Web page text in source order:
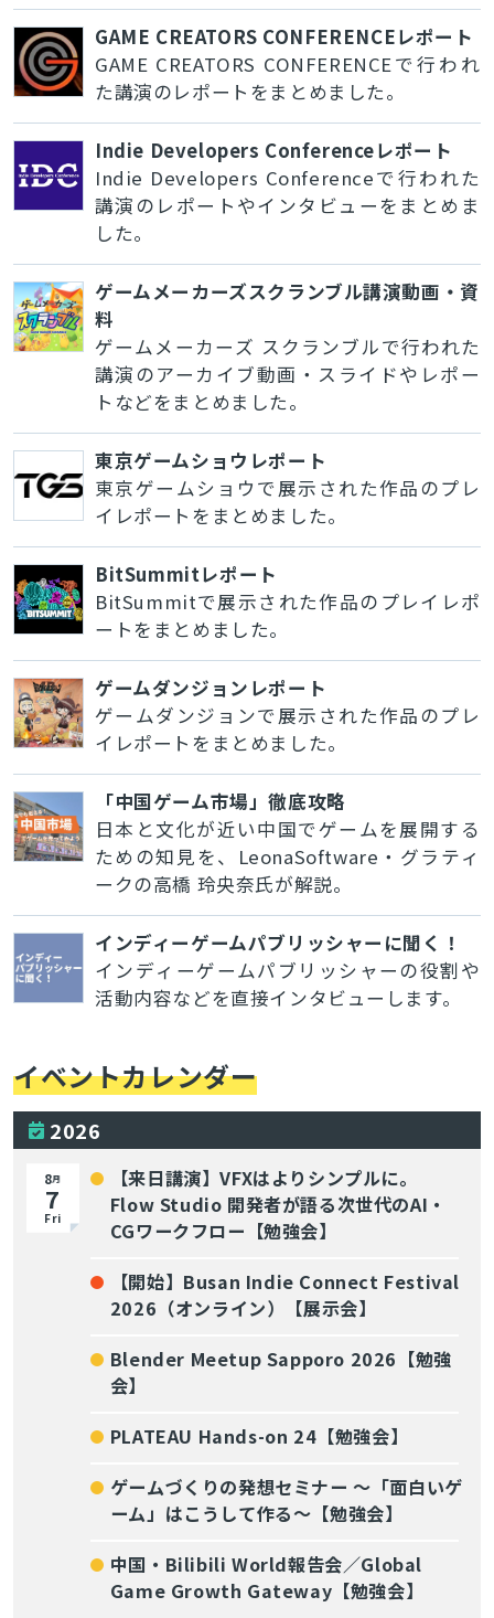
GAME CREATORS CONFERENCEレポート
GAME CREATORS CONFERENCEで行われ
た講演のレポートをまとめました。
Indie Developers Conferenceレポート
Indie Developers Conferenceで行われた
講演のレポートやインタビューをまとめま
した。
ゲームメーカーズスクランブル講演動画・資
料
ゲームメーカーズ スクランブルで行われた
講演のアーカイブ動画・スライドやレポー
トなどをまとめました。
東京ゲームショウレポート
東京ゲームショウで展示された作品のプレ
イレポートをまとめました。
BitSummitレポート
BitSummitで展示された作品のプレイレポ
ートをまとめました。
ゲームダンジョンレポート
ゲームダンジョンで展示された作品のプレ
イレポートをまとめました。
「中国ゲーム市場」徹底攻略
日本と文化が近い中国でゲームを展開する
ための知見を、LeonaSoftware・グラティ
ークの高橋 玲央奈氏が解説。
インディーゲームパブリッシャーに聞く！
インディーゲームパブリッシャーの役割や
活動内容などを直接インタビューします。
イベントカレンダー
2026
8月
7
Fri
【来日講演】VFXはよりシンプルに。
Flow Studio 開発者が語る次世代のAI・
CGワークフロー【勉強会】
【開始】Busan Indie Connect Festival
2026（オンライン）【展示会】
Blender Meetup Sapporo 2026【勉強
会】
PLATEAU Hands-on 24【勉強会】
ゲームづくりの発想セミナー ～「面白いゲ
ーム」はこうして作る～【勉強会】
中国・Bilibili World報告会／Global
Game Growth Gateway【勉強会】